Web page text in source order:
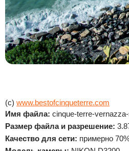
(c) www.bestofcinqueterre.com
Имя файла: cinque-terre-
Размер файла и разрешение:
Качество для сети: примерно